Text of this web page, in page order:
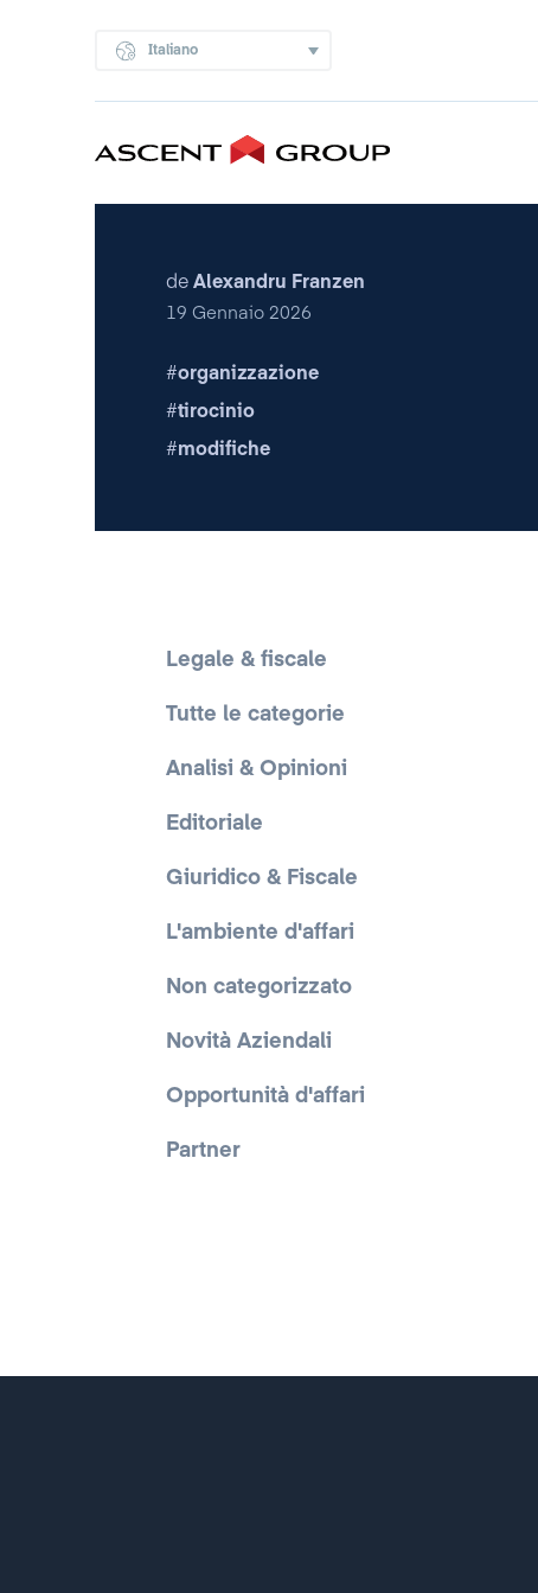
Italiano
de Alexandru Franzen
19 Gennaio 2026
organizzazione
tirocinio
modifiche
Legale & fiscale
Tutte le categorie
Analisi & Opinioni
Editoriale
Giuridico & Fiscale
L'ambiente d'affari
Non categorizzato
Novità Aziendali
Opportunità d'affari
Partner